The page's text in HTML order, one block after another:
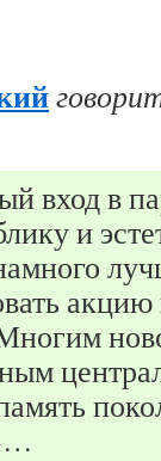
вход в
и
акцию